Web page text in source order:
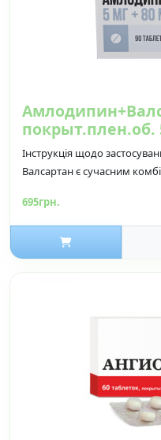
покрыт.плен.об.
Інструкція щодо
Валсартан є сучасним
695грн.